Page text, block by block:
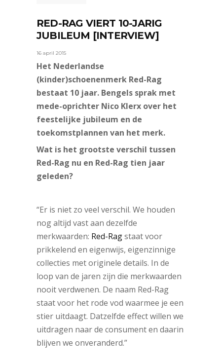
RED-RAG VIERT 10-JARIG
JUBILEUM [INTERVIEW]
16 april 2015
Het Nederlandse
(kinder)schoenenmerk Red-Rag
bestaat 10 jaar. Bengels sprak met
mede-oprichter Nico Klerx over het
feestelijke jubileum en de
toekomstplannen van het merk.
Wat is het grootste verschil tussen
Red-Rag nu en Red-Rag tien jaar
geleden?
“Er is niet zo veel verschil. We houden
nog altijd vast aan dezelfde
merkwaarden: Red-Ragstaat voor
prikkelend en eigenwijs, eigenzinnige
collecties met originele details. In de
loop van de jaren zijn die merkwaarden
nooit verdwenen. De naam Red-Rag
staat voor het rode vod waarmee je een
stier uitdaagt. Datzelfde effect willen we
uitdragen naar de consument en daarin
blijven we onveranderd.”